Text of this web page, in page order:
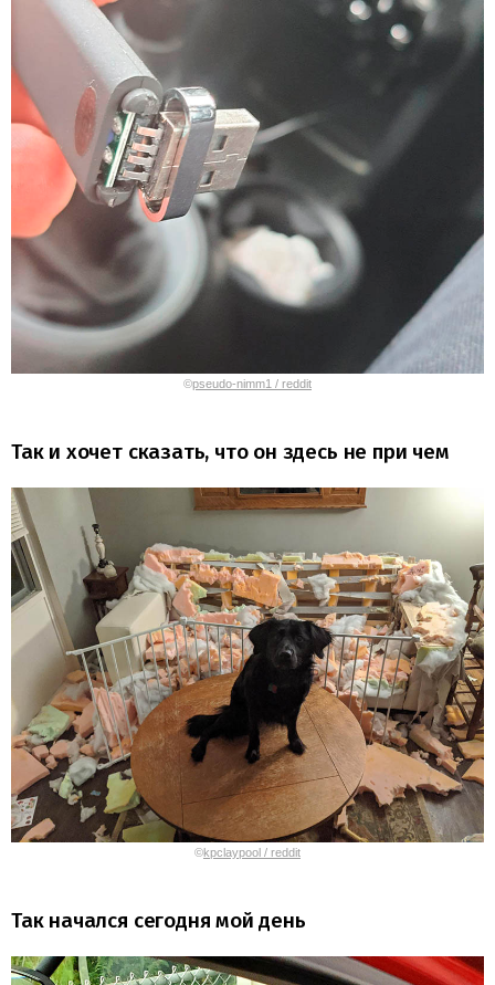
©pseudo-nimm1 / reddit
Так и хочет сказать, что он здесь не при чем
©kpclaypool / reddit
Так начался сегодня мой день